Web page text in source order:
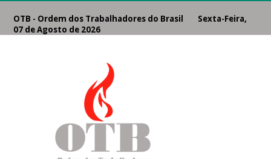
OTB - Ordem dos Trabalhadores do Brasil Sexta-Feira,
07 de Agosto de 2026